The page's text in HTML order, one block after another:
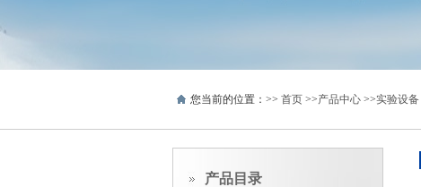
您当前的位置：>> 首页 >>产品中心 >>实验设备
产品目录